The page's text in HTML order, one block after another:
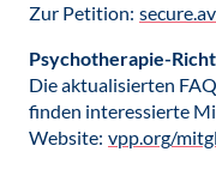
Zur Petition:
Psychotherapie-
Die aktualisierten
finden interessierte
Website: vpp.org/